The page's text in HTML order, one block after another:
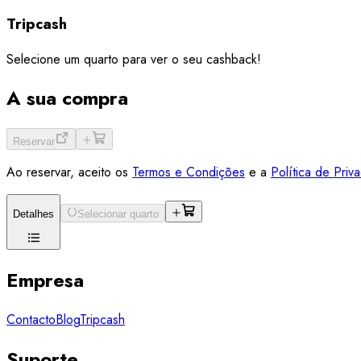
Tripcash
Selecione um quarto para ver o seu cashback!
A sua compra
Reservar
Ao reservar, aceito os Termos e Condições e a Política de
Detalhes Selecionar quarto
Empresa
ContactoBlogTripcash